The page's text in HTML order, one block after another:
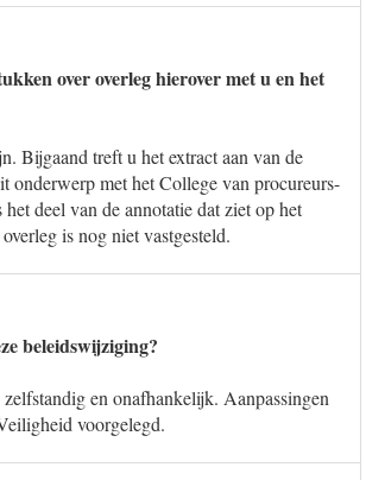
over overleg hierover met u en het
Bijgaand treft u het extract aan van de
onderwerp met het College van procureurs-
deel van de annotatie dat ziet op het
is nog niet vastgesteld.
beleidswijziging?
en onafhankelijk. Aanpassingen
voorgelegd.